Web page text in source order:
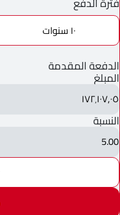
١٠ سنوات
الدفعة المقدمة
المبلغ
١٧٢٬١٠٧٫٠٥
النسبة
5.00